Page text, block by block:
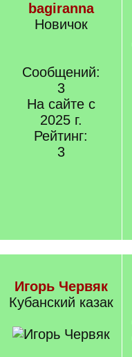
bagiranna
Новичок
Сообщений:
3
На сайте с
2025 г.
Рейтинг:
3
Игорь Червяк
Кубанский казак